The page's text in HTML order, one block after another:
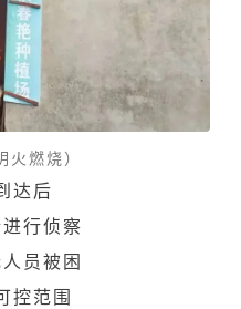
火燃烧）
达后
行侦察
员被困
控范围